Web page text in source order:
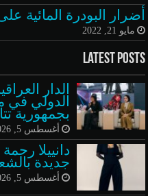
أضرار البودرة المائية
مايو 21, 2022
Latest Posts
الدار
الدولي في
بجمهورية
أغسطس 5, 2026
دانييلا
جديدة
أغسطس 5, 2026